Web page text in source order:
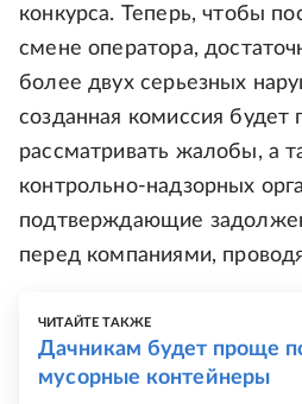
конкурса. Теперь, чтобы
смене оператора,
более двух серьезных
созданная комиссия будет
рассматривать жалобы, а
контрольно-надзорных
подтверждающие
перед компаниями,
ЧИТАЙТЕ ТАКЖЕ
Дачникам будет проще
мусорные контейнеры